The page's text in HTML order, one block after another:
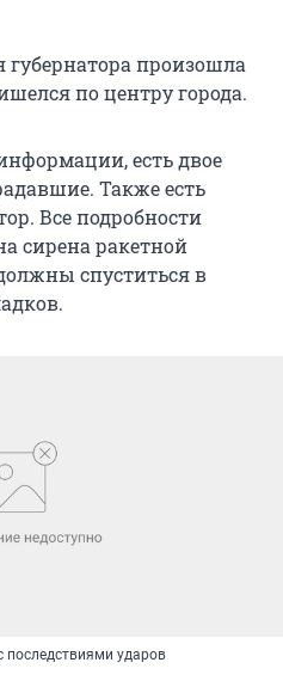
губернатора произошла
по центру города.
есть двое
Также есть
Все подробности
сирена ракетной
спуститься в
последствиями ударов